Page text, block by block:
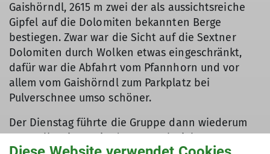
Gaishörndl, 2615 m zwei der als aussichtsreiche
Gipfel auf die Dolomiten bekannten Berge
bestiegen. Zwar war die Sicht auf die Sextner
Dolomiten durch Wolken etwas eingeschränkt,
dafür war die Abfahrt vom Pfannhorn und vor
allem vom Gaishörndl zum Parkplatz bei
Pulverschnee umso schöner.
Der Dienstag führte die Gruppe dann wiederum
von Kalkstein aus in das Rosstal. Ziel war